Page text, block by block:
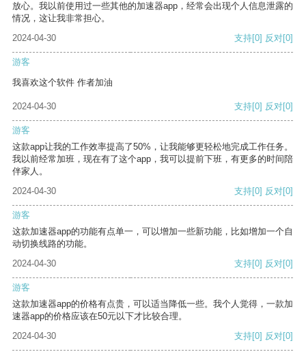
放心。我以前使用过一些其他的加速器app，经常会出现个人信息泄露的
情况，这让我非常担心。
2024-04-30
支持[0] 反对[0]
游客
我喜欢这个软件 作者加油
2024-04-30 支持[0] 反对[0]
游客
这款app让我的工作效率提高了50%，让我能够更轻松地完成工作任务。
我以前经常加班，现在有了这个app，我可以提前下班，有更多的时间陪
伴家人。
2024-04-30
支持[0] 反对[0]
游客
这款加速器app的功能有点单一，可以增加一些新功能，比如增加一个自
动切换线路的功能。
2024-04-30
支持[0] 反对[0]
游客
这款加速器app的价格有点贵，可以适当降低一些。我个人觉得，一款加
速器app的价格应该在50元以下才比较合理。
2024-04-30
支持[0] 反对[0]